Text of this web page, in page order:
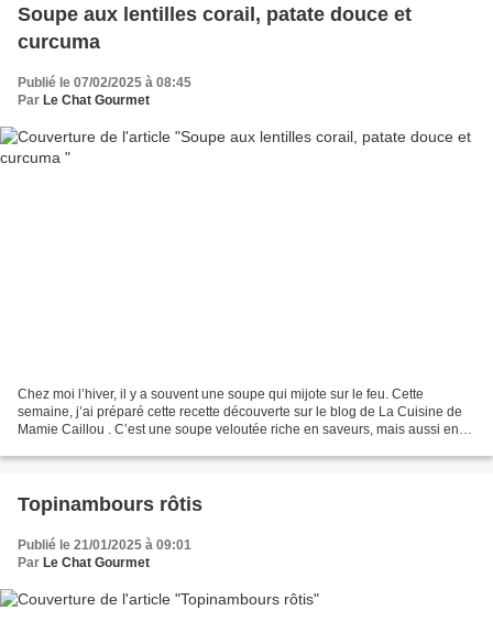
Soupe aux lentilles corail, patate douce et
curcuma
Publié le 07/02/2025 à 08:45
Par Le Chat Gourmet
Chez moi l’hiver, il y a souvent une soupe qui mijote sur le feu. Cette
semaine, j’ai préparé cette recette découverte sur le blog de La Cuisine de
Mamie Caillou . C’est une soupe veloutée riche en saveurs, mais aussi en
Topinambours rôtis
Publié le 21/01/2025 à 09:01
Par Le Chat Gourmet